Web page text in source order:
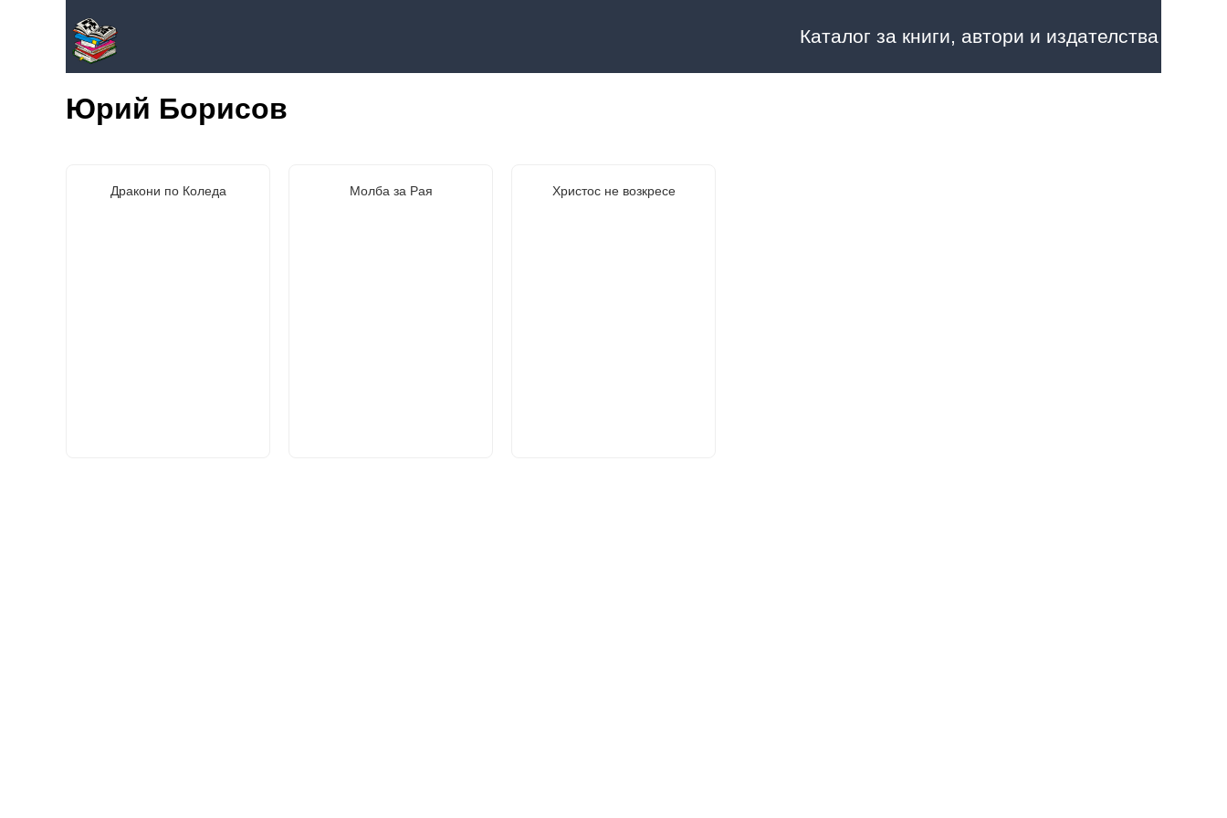
Каталог за книги, автори и издателства
Юрий Борисов
Дракони по Коледа Молба за Рая Христос не возкресе